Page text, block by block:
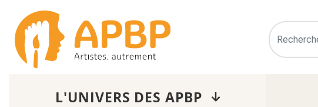
L'UNIVERS DES APBP